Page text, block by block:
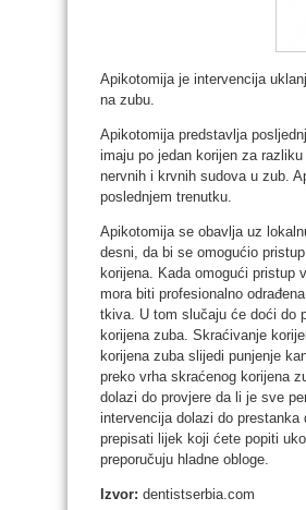
Apikotomija je intervencija
na zubu.
Apikotomija predstavlja
imaju po jedan korijen za
nervnih i krvnih sudova u zub.
poslednjem trenutku.
Apikotomija se obavlja uz
desni, da bi se omogućio
korijena. Kada omogući pristup
mora biti profesionalno
tkiva. U tom slučaju će doći do
korijena zuba. Skraćivanje
korijena zuba slijedi punjenje
preko vrha skraćenog korijena
dolazi do provjere da li je sve
intervencija dolazi do
prepisati lijek koji ćete popiti
preporučuju hladne obloge.
Izvor: dentistserbia.com